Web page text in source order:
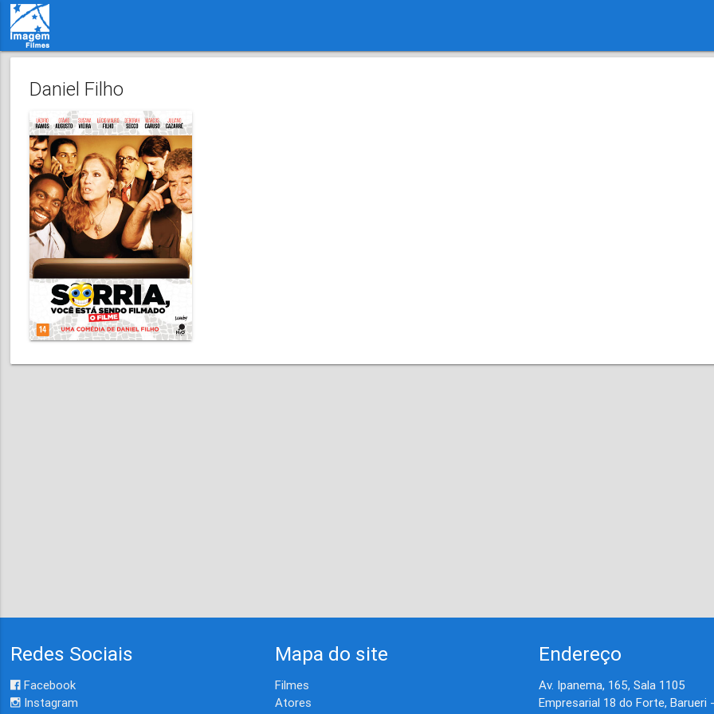
Daniel Filho
Redes Sociais
Facebook
Instagram
Mapa do site
Filmes
Atores
Endereço
Av. Ipanema, 165, Sala 1105
Empresarial 18 do Forte, Barueri